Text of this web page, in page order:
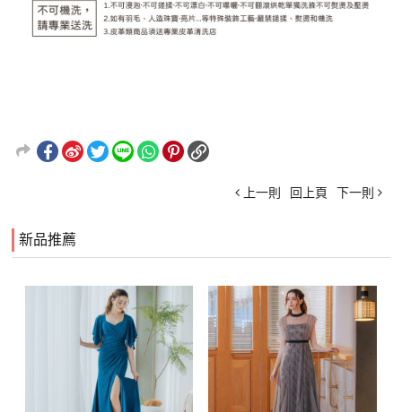
上一則 回上頁 下一則
新品推薦